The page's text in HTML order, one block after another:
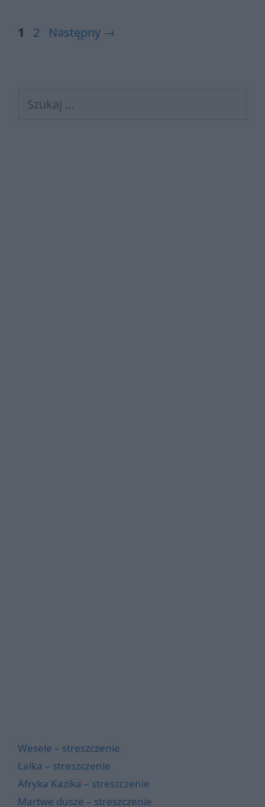
Strona
1 Strona
2 Następny →
Wesele – streszczenie
Lalka – streszczenie
Afryka Kazika – streszczenie
Martwe dusze – streszczenie